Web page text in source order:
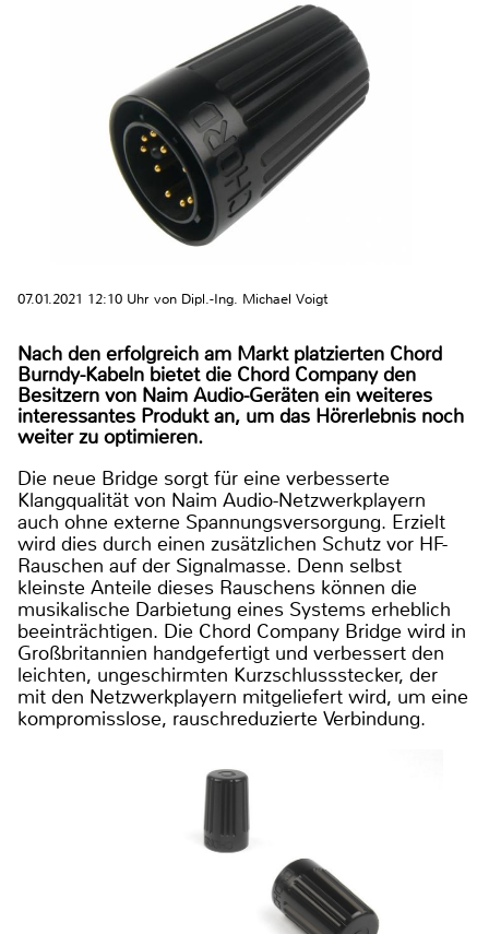
07.01.2021 12:10 Uhr von Dipl.-Ing. Michael Voigt
Nach den erfolgreich am Markt platzierten Chord
Burndy-Kabeln bietet die Chord Company den
Besitzern von Naim Audio-Geräten ein weiteres
interessantes Produkt an, um das Hörerlebnis noch
weiter zu optimieren.
Die neue Bridge sorgt für eine verbesserte
Klangqualität von Naim Audio-Netzwerkplayern
auch ohne externe Spannungsversorgung. Erzielt
wird dies durch einen zusätzlichen Schutz vor HF-
Rauschen auf der Signalmasse. Denn selbst
kleinste Anteile dieses Rauschens können die
musikalische Darbietung eines Systems erheblich
beeinträchtigen. Die Chord Company Bridge wird in
Großbritannien handgefertigt und verbessert den
leichten, ungeschirmten Kurzschlussstecker, der
mit den Netzwerkplayern mitgeliefert wird, um eine
kompromisslose, rauschreduzierte Verbindung.